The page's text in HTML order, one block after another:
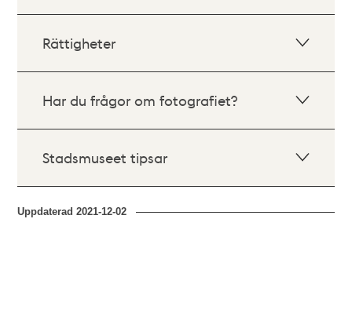
Rättigheter
Har du frågor om fotografiet?
Stadsmuseet tipsar
Uppdaterad2021-12-02